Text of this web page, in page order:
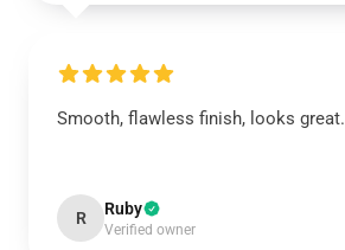
Smooth, flawless finish, looks great.
R Ruby
Verified owner